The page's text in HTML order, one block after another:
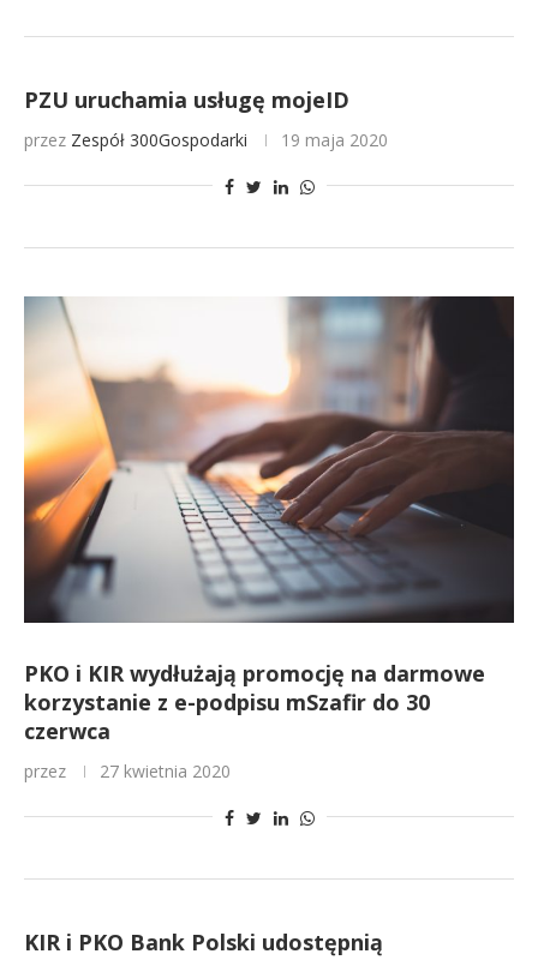
PZU uruchamia usługę mojeID
przez Zespół 300Gospodarki 19 maja 2020
PKO i KIR wydłużają promocję na darmowe
korzystanie z e-podpisu mSzafir do 30
czerwca
przez 27 kwietnia 2020
KIR i PKO Bank Polski udostępnią